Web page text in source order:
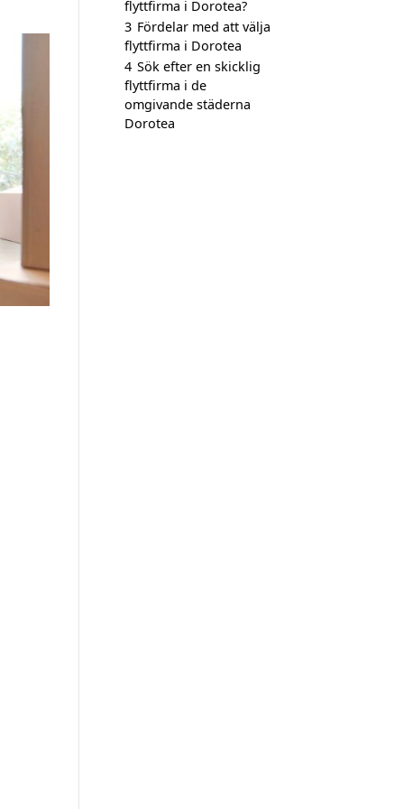
flyttfirma i Dorotea?
3 Fördelar med att välja
flyttfirma i Dorotea
4 Sök efter en skicklig
flyttfirma i de
omgivande städerna
Dorotea